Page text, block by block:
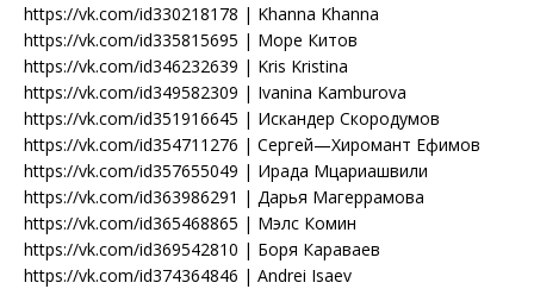
https://vk.com/id330218178 | Khanna Khanna
https://vk.com/id335815695 | Море Китов
https://vk.com/id346232639 | Kris Kristina
https://vk.com/id349582309 | Ivanina Kamburova
https://vk.com/id351916645 | Искандер Скородумов
https://vk.com/id354711276 | Сергей—Хиромант Ефимов
https://vk.com/id357655049 | Ирада Мцариашвили
https://vk.com/id363986291 | Дарья Магеррамова
https://vk.com/id365468865 | Мэлс Комин
https://vk.com/id369542810 | Боря Караваев
https://vk.com/id374364846 | Andrei Isaev